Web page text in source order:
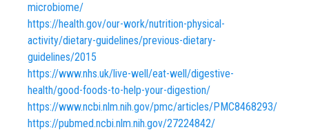
microbiome/
https://health.gov/our-work/nutrition-physical-
activity/dietary-guidelines/previous-dietary-
guidelines/2015
https://www.nhs.uk/live-well/eat-well/digestive-
health/good-foods-to-help-your-digestion/
https://www.ncbi.nlm.nih.gov/pmc/articles/PMC8468293/
https://pubmed.ncbi.nlm.nih.gov/27224842/